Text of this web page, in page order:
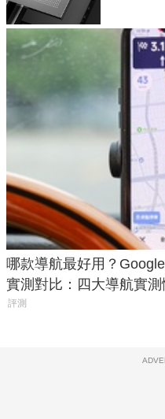
哪款導航最好用？
實測對比：四大導航實
評測